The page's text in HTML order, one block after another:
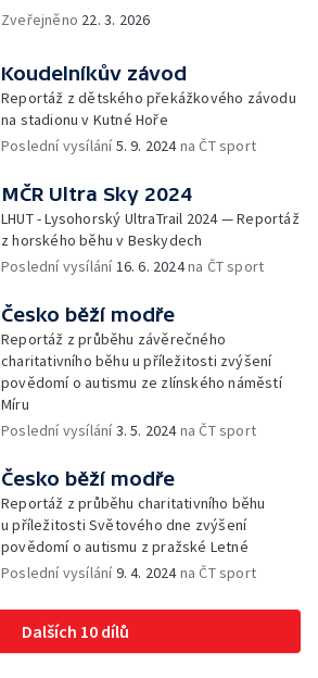
Zveřejněno 22. 3. 2026
Koudelníkův závod
Reportáž z dětského překážkového závodu
na stadionu v Kutné Hoře
Poslední vysílání5. 9. 2024na ČT sport
MČR Ultra Sky 2024
LHUT - Lysohorský UltraTrail 2024 — Reportáž
z horského běhu v Beskydech
Poslední vysílání16. 6. 2024na ČT sport
Česko běží modře
Reportáž z průběhu závěrečného
charitativního běhu u příležitosti zvýšení
povědomí o autismu ze zlínského náměstí
Míru
Poslední vysílání3. 5. 2024na ČT sport
Česko běží modře
Reportáž z průběhu charitativního běhu
u příležitosti Světového dne zvýšení
povědomí o autismu z pražské Letné
Poslední vysílání9. 4. 2024na ČT sport
Dalších 10 dílů